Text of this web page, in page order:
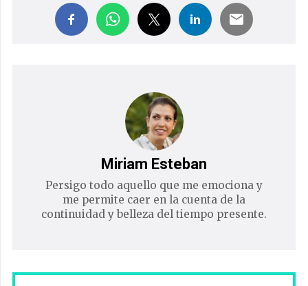
Miriam Esteban
Persigo todo aquello que me emociona y
me permite caer en la cuenta de la
continuidad y belleza del tiempo presente.